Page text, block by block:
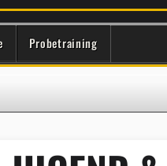
Probetraining